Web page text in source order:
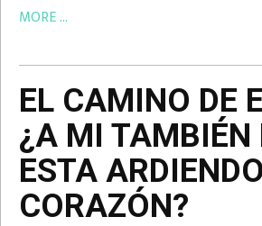
MORE ...
EL CAMINO DE
¿A MI TAMBIÉN
ESTA
CORAZÓN?